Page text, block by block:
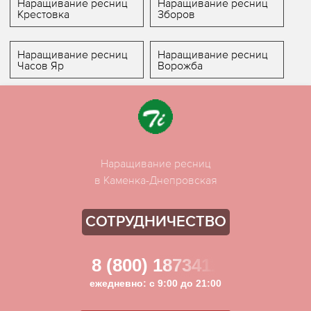
Наращивание ресниц
Крестовка
Наращивание ресниц
Зборов
Наращивание ресниц
Часов Яр
Наращивание ресниц
Ворожба
Наращивание ресниц
в Каменка-Днепровская
СОТРУДНИЧЕСТВО
8 (800) 1873411
ежедневно: с 9:00 до 21:00